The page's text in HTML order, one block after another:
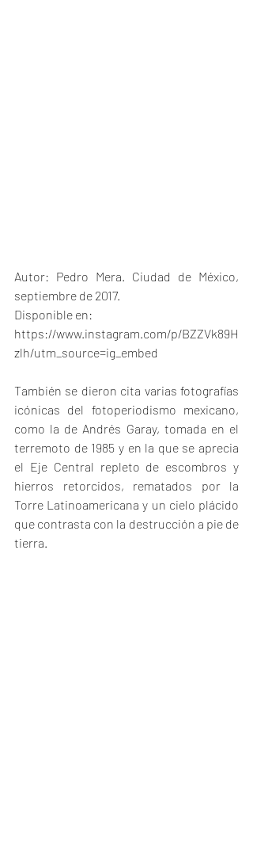
Autor: Pedro Mera. Ciudad de México,
septiembre de 2017.
Disponible en:
https://www.instagram.com/p/BZZVk89H
zlh/utm_source=ig_embed
También se dieron cita varias fotografías
icónicas del fotoperiodismo mexicano,
como la de Andrés Garay, tomada en el
terremoto de 1985 y en la que se aprecia
el Eje Central repleto de escombros y
hierros retorcidos, rematados por la
Torre Latinoamericana y un cielo plácido
que contrasta con la destrucción a pie de
tierra.